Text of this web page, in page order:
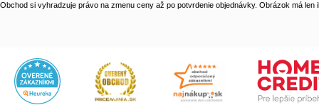
Obchod si vyhradzuje právo na zmenu ceny až po potvrdenie objednávky. Obrázok má len